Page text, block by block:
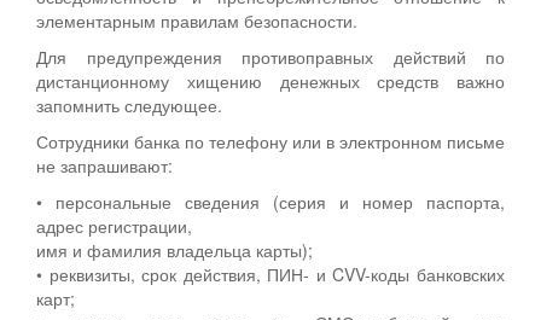
элементарным правилам безопасности.
Для предупреждения противоправных действий по
дистанционному хищению денежных средств важно
запомнить следующее.
Сотрудники банка по телефону или в электронном письме
не запрашивают:
• персональные сведения (серия и номер паспорта,
адрес регистрации,
имя и фамилия владельца карты);
• реквизиты, срок действия, ПИН- и CVV-коды банковских
карт;